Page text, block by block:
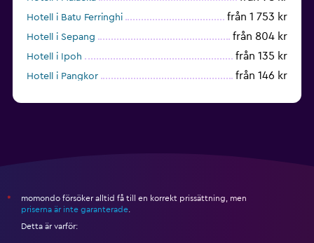
Hotell i Batu Ferringhi från 1 753 kr
Hotell i Sepang från 804 kr
Hotell i Ipoh från 135 kr
Hotell i Pangkor från 146 kr
*
momondo försöker alltid få till en korrekt prissättning, men
priserna är inte garanterade
Detta är varför: